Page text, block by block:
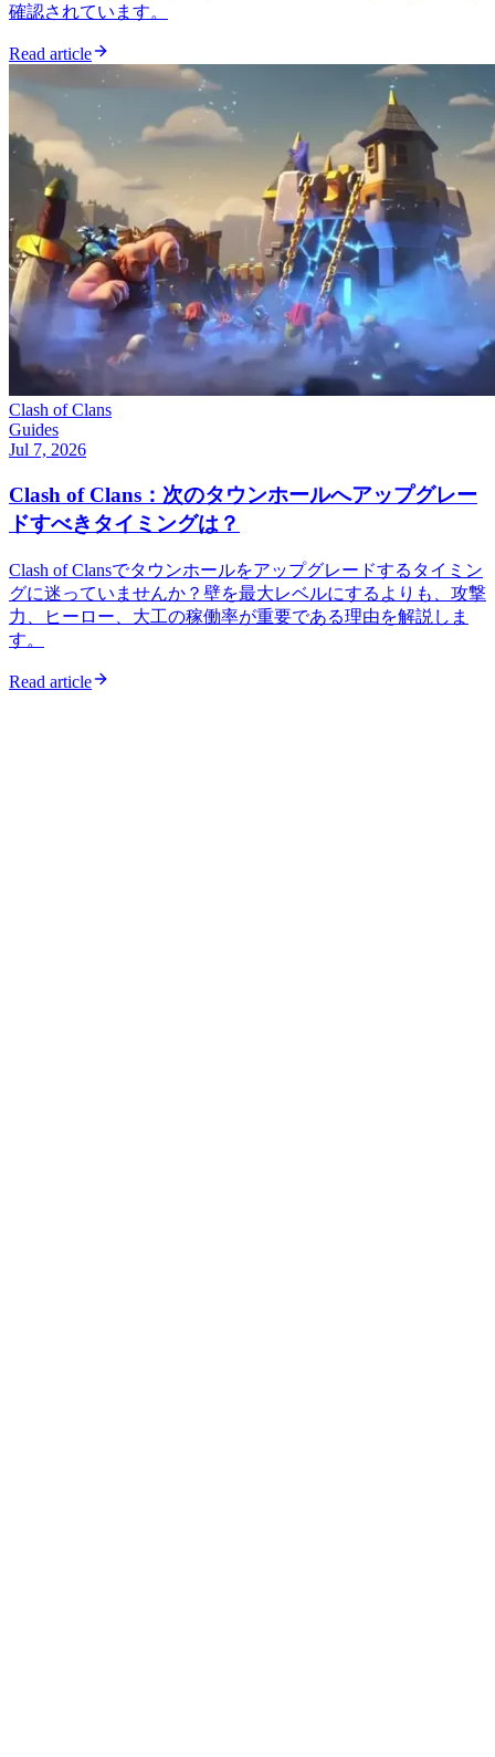
確認されています。
Read article
Clash of Clans
Guides
Jul 7, 2026
Clash of Clans：次のタウンホールへアップグレー
ドすべきタイミングは？
Clash of Clansでタウンホールをアップグレードするタイミン
グに迷っていませんか？壁を最大レベルにするよりも、攻撃
力、ヒーロー、大工の稼働率が重要である理由を解説しま
す。
Read article